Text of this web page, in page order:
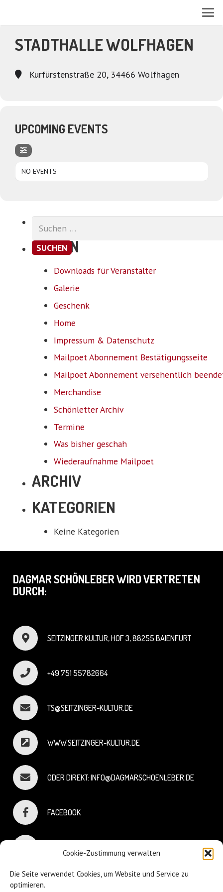
Cookie-Zustimmung verwalten
Die Seite verwendet Cookies, um Website und Service zu
optimieren.
STADTHALLE WOLFHAGEN
Kurfürstenstraße 20, 34466 Wolfhagen
UPCOMING EVENTS
NO EVENTS
nach:
SEITEN
Downloads für Veranstalter
Galerie
Geschenk
Home
Impressum & Datenschutz
Mailpoet Abonnement Bestätigungsseite
Mailpoet Abonnement versehentlich
Merchandise
Schönletter Archiv
Termine
Was bisher geschah
Wiederaufnahme Mailpoet
ARCHIV
KATEGORIEN
Keine Kategorien
DAGMAR SCHÖNLEBER WIRD VERTRETEN
DURCH:
SEITZINGER KULTUR, HOF 3, 88255 BAIENFURT
+49 751 55782664
TS@SEITZINGER-KULTUR.DE
WWW.SEITZINGER-KULTUR.DE
ODER DIREKT: INFO@DAGMARSCHOENLEBER.DE
FACEBOOK